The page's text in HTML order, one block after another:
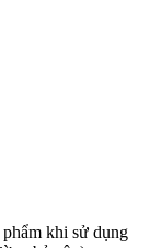
phẩm khi sử dụng